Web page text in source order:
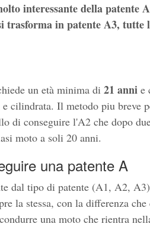
interessante della patente
trasforma in patente A3, tutte
un età minima di 21 anni e
e cilindrata. Il metodo piu breve
di conseguire l'A2 che dopo
moto a soli 20 anni.
una patente A
dal tipo di patente (A1, A2,
la stessa, con la differenza
una moto che rientra